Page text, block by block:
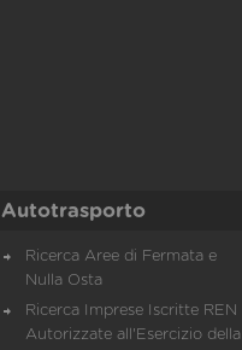
Autotrasporto
Ricerca Aree di Fermata e
Nulla Osta
Ricerca Imprese Iscritte REN
Autorizzate all'Esercizio della